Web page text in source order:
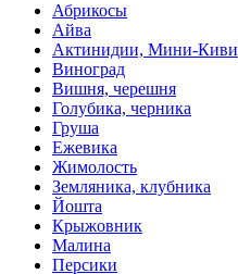
Абрикосы
Айва
Актинидии, Мини-Киви
Виноград
Вишня, черешня
Голубика, черника
Груша
Ежевика
Жимолость
Земляника, клубника
Йошта
Крыжовник
Малина
Персики